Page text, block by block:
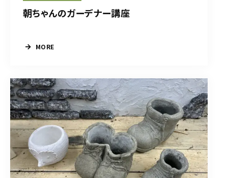
朝ちゃんのガーデナー講座
MORE